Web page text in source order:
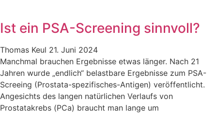
Ist ein PSA-Screening sinnvoll?
Thomas Keul 21. Juni 2024
Manchmal brauchen Ergebnisse etwas länger. Nach 21
Jahren wurde „endlich“ belastbare Ergebnisse zum PSA-
Screeing (Prostata-spezifisches-Antigen) veröffentlicht.
Angesichts des langen natürlichen Verlaufs von
Prostatakrebs (PCa) braucht man lange um